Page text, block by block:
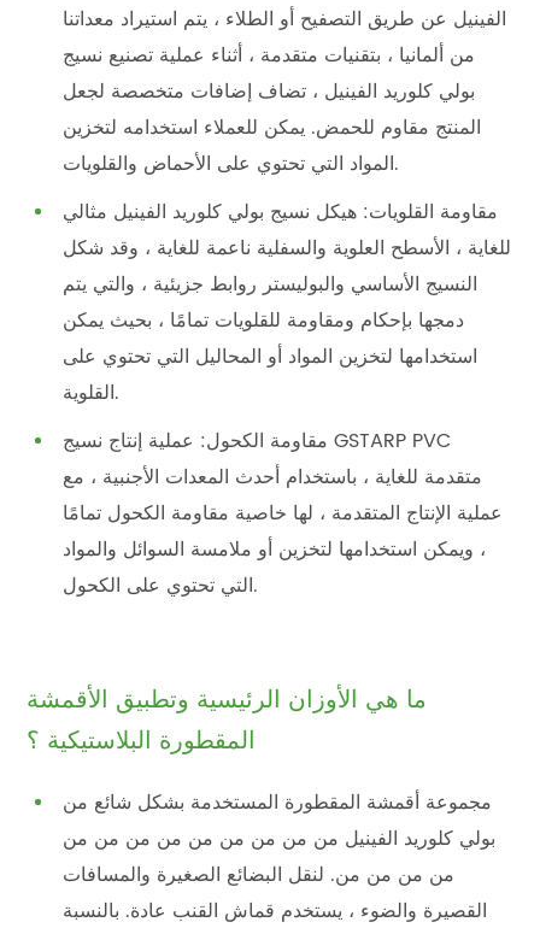
الفينيل عن طريق التصفيح أو الطلاء ، يتم استيراد معداتنا
من ألمانيا ، بتقنيات متقدمة ، أثناء عملية تصنيع نسيج
بولي كلوريد الفينيل ، تضاف إضافات متخصصة لجعل
المنتج مقاوم للحمض. يمكن للعملاء استخدامه لتخزين
المواد التي تحتوي على الأحماض والقلويات.
مقاومة القلويات: هيكل نسيج بولي كلوريد الفينيل مثالي
للغاية ، الأسطح العلوية والسفلية ناعمة للغاية ، وقد شكل
النسيج الأساسي والبوليستر روابط جزيئية ، والتي يتم
دمجها بإحكام ومقاومة للقلويات تمامًا ، بحيث يمكن
استخدامها لتخزين المواد أو المحاليل التي تحتوي على
القلوية.
مقاومة الكحول: عملية إنتاج نسيج GSTARP PVC
متقدمة للغاية ، باستخدام أحدث المعدات الأجنبية ، مع
عملية الإنتاج المتقدمة ، لها خاصية مقاومة الكحول تمامًا
، ويمكن استخدامها لتخزين أو ملامسة السوائل والمواد
التي تحتوي على الكحول.
ما هي الأوزان الرئيسية وتطبيق الأقمشة
المقطورة البلاستيكية ؟
مجموعة أقمشة المقطورة المستخدمة بشكل شائع من
بولي كلوريد الفينيل من من من من من من من من من
من من من من. لنقل البضائع الصغيرة والمسافات
القصيرة والضوء ، يستخدم قماش القنب عادة. بالنسبة